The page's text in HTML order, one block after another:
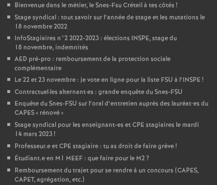
Bienvenue dans le métier, le Snes-Fsu Créteil à tes côtés !
Stage syndical : tout savoir sur l’année de stage et les mutations le
18 novembre 2022
InfoStagiaires n°2 2022-2023 : élections INSPE, stage du
18 novembre, indemnités
AED pré-pro : remboursement de la protection sociale
complémentaire
Le 22 et 23 novembre : je vote en ligne pour la liste FSU à l’INSPE !
Contractuel·les alternant·es : grande enquête du Snes-FSU
Enquête du Snes-FSU sur l’oral d’entretien auprès des lauréat•es du
CAPES« rénové»
Stage syndical pour les enseignant-es etCPE stagiaires le mardi
14 mars 2023!
Professeur.e etCPE stagiaire : tu as droit de faire grève!
Étudiant.e en M1 MEEF : que faire pour le M2?
Remboursement du trajet pour se rendre à un concours (CAPES,
CAPET, agrégation, etc.)